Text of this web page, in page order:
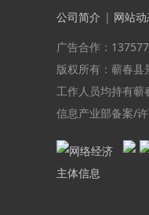
公司简介 | 网站
广告合作：
版权所有：蕲春
工作人员均持有蕲
信息产业部备案/许